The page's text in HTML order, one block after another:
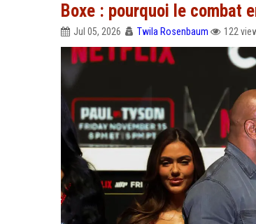
Boxe : pourquoi le combat
Jul 05, 2026 Twila Rosenbaum 122